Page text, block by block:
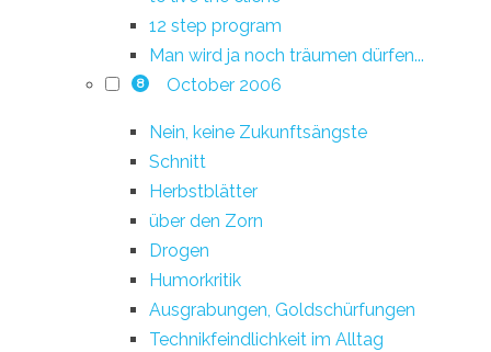
12 step program
Man wird ja noch träumen dürfen...
8 October 2006
Nein, keine Zukunftsängste
Schnitt
Herbstblätter
über den Zorn
Drogen
Humorkritik
Ausgrabungen, Goldschürfungen
Technikfeindlichkeit im Alltag